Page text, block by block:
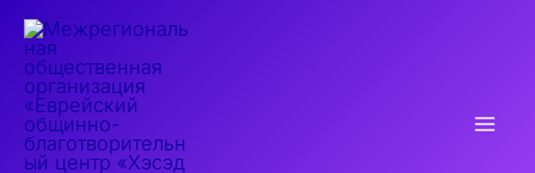
Перейти
содержимому